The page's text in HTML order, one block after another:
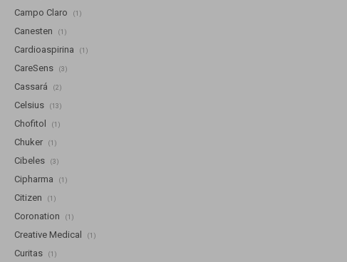
Campo Claro (1)
Canesten (1)
Cardioaspirina (1)
CareSens (3)
Cassará (2)
Celsius (13)
Chofitol (1)
Chuker (1)
Cibeles (3)
Cipharma (1)
Citizen (1)
Coronation (1)
Creative Medical (1)
Curitas (1)